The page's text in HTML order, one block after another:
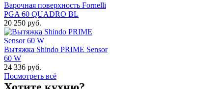
Варочная поверхность Fornelli
PGA 60 QUADRO BL
20 250 руб.
Вытяжка Shindo PRIME Sensor
60 W
24 336 руб.
Посмотреть всё